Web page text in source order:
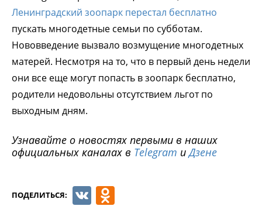
Ленинградский зоопарк перестал бесплатно
пускать многодетные семьи по субботам.
Нововведение вызвало возмущение многодетных
матерей. Несмотря на то, что в первый день недели
они все еще могут попасть в зоопарк бесплатно,
родители недовольны отсутствием льгот по
выходным дням.
Узнавайте о новостях первыми в наших
официальных каналах в Telegram иДзене
ПОДЕЛИТЬСЯ: VK